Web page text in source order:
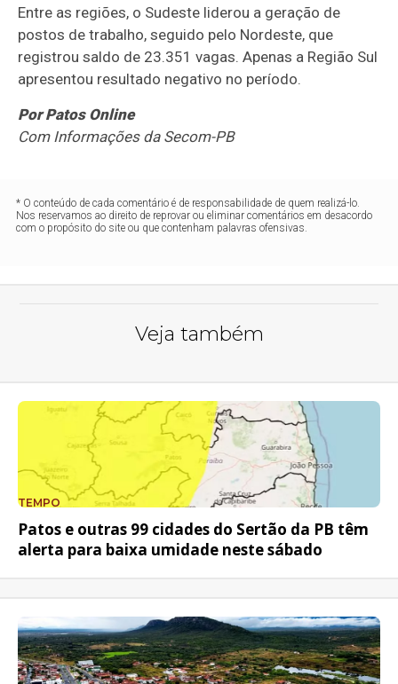
Entre as regiões, o Sudeste liderou a geração de
postos de trabalho, seguido pelo Nordeste, que
registrou saldo de 23.351 vagas. Apenas a Região Sul
apresentou resultado negativo no período.
Por Patos Online
Com Informações da Secom-PB
* O conteúdo de cada comentário é de responsabilidade de quem realizá-lo.
Nos reservamos ao direito de reprovar ou eliminar comentários em desacordo
com o propósito do site ou que contenham palavras ofensivas.
Veja também
TEMPO
Patos e outras 99 cidades do Sertão da PB têm
alerta para baixa umidade neste sábado